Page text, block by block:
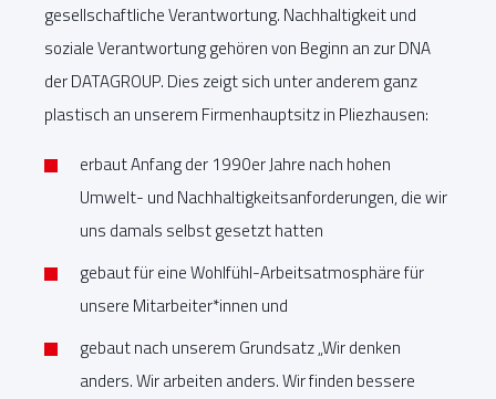
gesellschaftliche Verantwortung. Nachhaltigkeit und
soziale Verantwortung gehören von Beginn an zur DNA
der DATAGROUP. Dies zeigt sich unter anderem ganz
plastisch an unserem Firmenhauptsitz in Pliezhausen:
erbaut Anfang der 1990er Jahre nach hohen
Umwelt- und Nachhaltigkeitsanforderungen, die wir
uns damals selbst gesetzt hatten
gebaut für eine Wohlfühl-Arbeitsatmosphäre für
unsere Mitarbeiter*innen und
gebaut nach unserem Grundsatz „Wir denken
anders. Wir arbeiten anders. Wir finden bessere